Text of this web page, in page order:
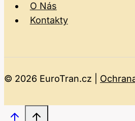
O Nás
Kontakty
© 2026 EuroTran.cz |